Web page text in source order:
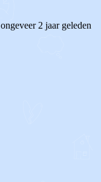
ongeveer 2 jaar geleden